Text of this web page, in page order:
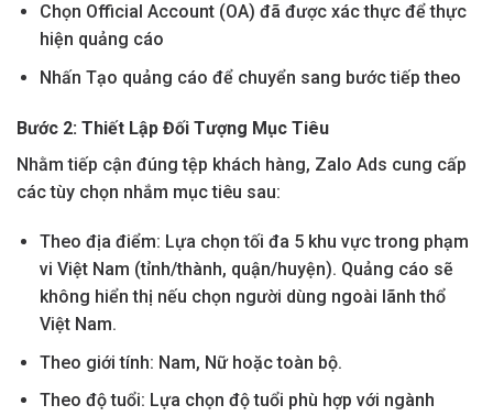
Chọn Official Account (OA) đã được xác thực để thực
hiện quảng cáo
Nhấn Tạo quảng cáo để chuyển sang bước tiếp theo
Bước 2: Thiết Lập Đối Tượng Mục Tiêu
Nhằm tiếp cận đúng tệp khách hàng, Zalo Ads cung cấp
các tùy chọn nhắm mục tiêu sau:
Theo địa điểm: Lựa chọn tối đa 5 khu vực trong phạm
vi Việt Nam (tỉnh/thành, quận/huyện). Quảng cáo sẽ
không hiển thị nếu chọn người dùng ngoài lãnh thổ
Việt Nam.
Theo giới tính: Nam, Nữ hoặc toàn bộ.
Theo độ tuổi: Lựa chọn độ tuổi phù hợp với ngành